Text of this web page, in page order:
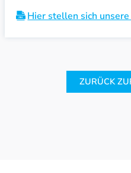
Hier stellen sich
ZURÜCK